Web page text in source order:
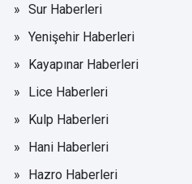
Sur Haberleri
Yenişehir Haberleri
Kayapınar Haberleri
Lice Haberleri
Kulp Haberleri
Hani Haberleri
Hazro Haberleri